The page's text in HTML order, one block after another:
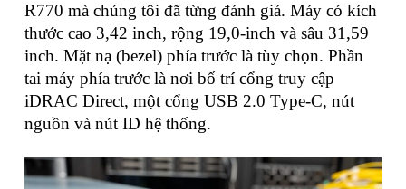
R770 mà chúng tôi đã từng đánh giá. Máy có kích
thước cao 3,42 inch, rộng 19,0-inch và sâu 31,59
inch. Mặt nạ (bezel) phía trước là tùy chọn. Phần
tai máy phía trước là nơi bố trí cổng truy cập
iDRAC Direct, một cổng USB 2.0 Type-C, nút
nguồn và nút ID hệ thống.